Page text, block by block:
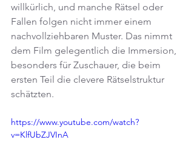
willkürlich, und manche Rätsel oder
Fallen folgen nicht immer einem
nachvollziehbaren Muster. Das nimmt
dem Film gelegentlich die Immersion,
besonders für Zuschauer, die beim
ersten Teil die clevere Rätselstruktur
schätzten.
https://www.youtube.com/watch?
v=KlfUbZJVInA